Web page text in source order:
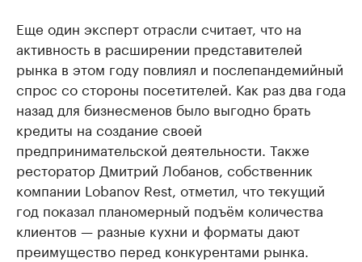
Еще один эксперт отрасли считает, что на
активность в расширении представителей
рынка в этом году повлиял и послепандемийный
спрос со стороны посетителей. Как раз два года
назад для бизнесменов было выгодно брать
кредиты на создание своей
предпринимательской деятельности. Также
ресторатор Дмитрий Лобанов, собственник
компании Lobanov Rest, отметил, что текущий
год показал планомерный подъём количества
клиентов — разные кухни и форматы дают
преимущество перед конкурентами рынка.